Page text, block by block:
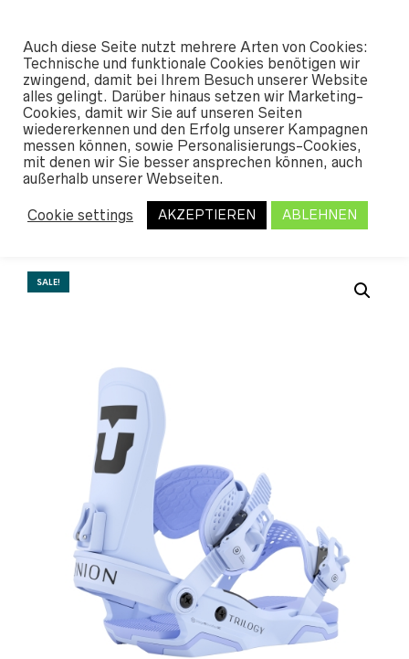
START/ SHOP/BINDINGS/BINDINGS
WOMEN/ UNION TRILOGY 2026
Union Trilogy 2026
319,95€ Ursprünglicher
224,95€Aktueller
224,95 €.
*
SALE!
Auch diese Seite nutzt mehrere Arten von Cookies:
Technische und funktionale Cookies benötigen wir
zwingend, damit bei Ihrem Besuch unserer Website
alles gelingt. Darüber hinaus setzen wir Marketing-
Cookies, damit wir Sie auf unseren Seiten
wiedererkennen und den Erfolg unserer Kampagnen
messen können, sowie Personalisierungs-Cookies,
mit denen wir Sie besser ansprechen können, auch
außerhalb unserer Webseiten.
Cookie settings AKZEPTIEREN ABLEHNEN